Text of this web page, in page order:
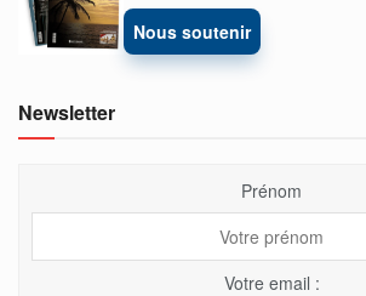
Nous soutenir
Newsletter
Prénom
Votre email :